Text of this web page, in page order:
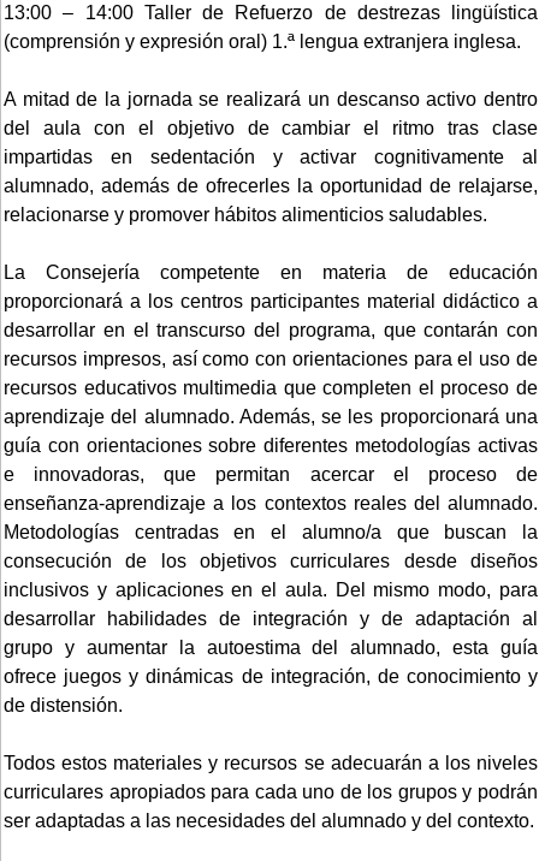
13:00 – 14:00 Taller de Refuerzo de destrezas lingüística
(comprensión y expresión oral) 1.ª lengua extranjera inglesa.
A mitad de la jornada se realizará un descanso activo dentro
del aula con el objetivo de cambiar el ritmo tras clase
impartidas en sedentación y activar cognitivamente al
alumnado, además de ofrecerles la oportunidad de relajarse,
relacionarse y promover hábitos alimenticios saludables.
La Consejería competente en materia de educación
proporcionará a los centros participantes material didáctico a
desarrollar en el transcurso del programa, que contarán con
recursos impresos, así como con orientaciones para el uso de
recursos educativos multimedia que completen el proceso de
aprendizaje del alumnado. Además, se les proporcionará una
guía con orientaciones sobre diferentes metodologías activas
e innovadoras, que permitan acercar el proceso de
enseñanza-aprendizaje a los contextos reales del alumnado.
Metodologías centradas en el alumno/a que buscan la
consecución de los objetivos curriculares desde diseños
inclusivos y aplicaciones en el aula. Del mismo modo, para
desarrollar habilidades de integración y de adaptación al
grupo y aumentar la autoestima del alumnado, esta guía
ofrece juegos y dinámicas de integración, de conocimiento y
de distensión.
Todos estos materiales y recursos se adecuarán a los niveles
curriculares apropiados para cada uno de los grupos y podrán
ser adaptadas a las necesidades del alumnado y del contexto.